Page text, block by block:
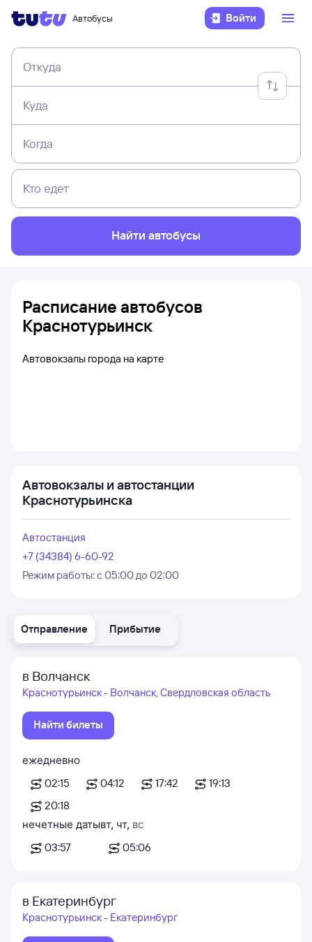
Автобусы Войти
Откуда
Куда
Когда
Кто едет
Найти автобусы
Отправление Прибытие
в Волчанск
Краснотурьинск - Волчанск, Свердловская область
Найти билеты
ежедневно
02:15
04:12 17:42
19:13
20:18
нечетные даты
03:57
вт, чт, вс
05:06
в Екатеринбург
Краснотурьинск - Екатеринбург
Расписание автобусов
Краснотурьинск
Автовокзалы города на карте
Автовокзалы и автостанции
Краснотурьинска
Автостанция
+7 (34384) 6-60-92
Режим работы:с 05:00 до 02:00